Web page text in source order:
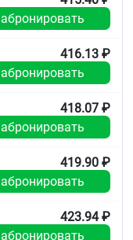
416.13 ₽
418.07 ₽
419.90 ₽
423.94 ₽